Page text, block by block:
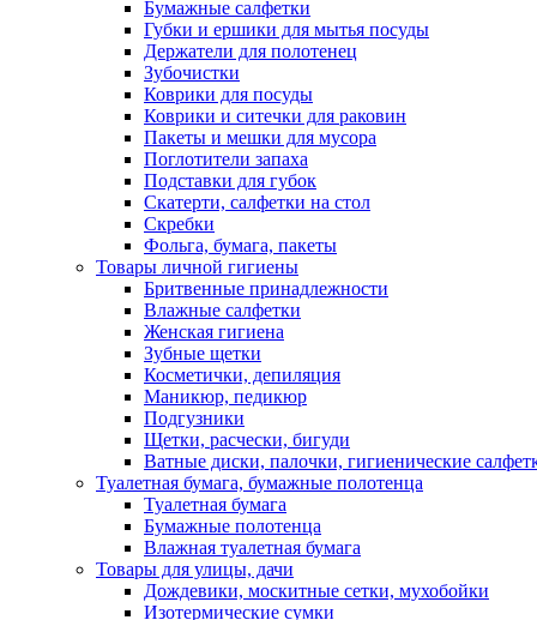
Бумажные салфетки
Губки и ершики для мытья посуды
Держатели для полотенец
Зубочистки
Коврики для посуды
Коврики и ситечки для раковин
Пакеты и мешки для мусора
Поглотители запаха
Подставки для губок
Скатерти, салфетки на стол
Скребки
Фольга, бумага, пакеты
Товары личной гигиены
Бритвенные принадлежности
Влажные салфетки
Женская гигиена
Зубные щетки
Косметички, депиляция
Маникюр, педикюр
Подгузники
Щетки, расчески, бигуди
Ватные диски, палочки, гигиенические
Туалетная бумага, бумажные полотенца
Туалетная бумага
Бумажные полотенца
Влажная туалетная бумага
Товары для улицы, дачи
Дождевики, москитные сетки, мухобойки
Изотермические сумки